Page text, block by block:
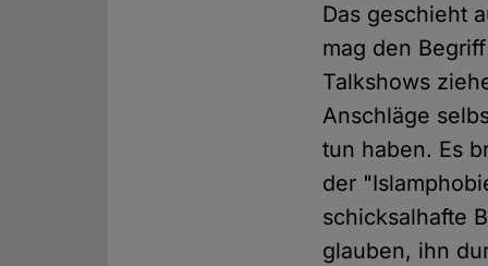
Das geschieht
mag den
Talkshows
Anschläge
tun haben. Es
der
schicksalhafte
glauben, ihn